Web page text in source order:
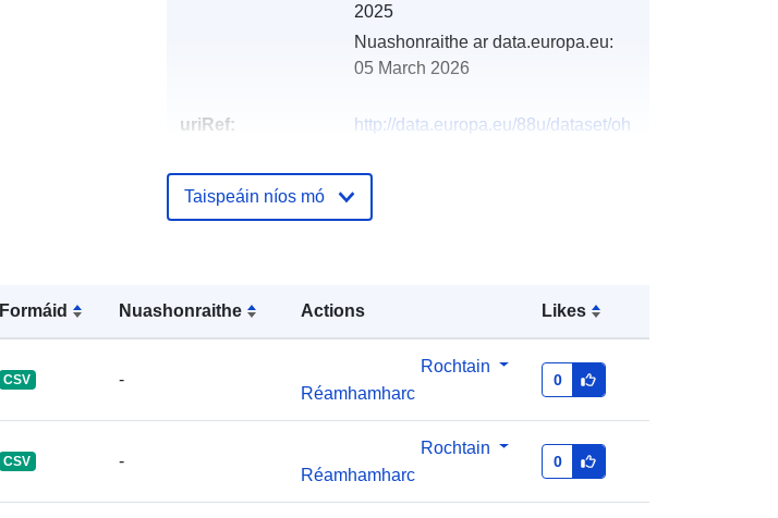
Formáid Nuashonraithe Actions Likes
CSV -
Rochtain
Réamhamharc
0
CSV -
Rochtain
Réamhamharc
0
2025
Nuashonraithe ar data.europa.eu:
05 March 2026
uriRef:
http://data.europa.eu/88u/dataset/oh
2024-gemeinde
Taispeáin níos mó